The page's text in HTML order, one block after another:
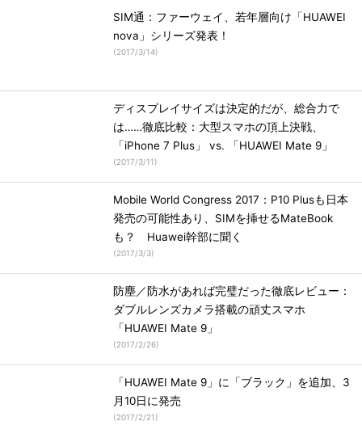
SIM通：ファーウェイ、若年層向け「HUAWEI
nova」シリーズ発表！
(2017/3/14)
ディスプレイサイズは決定的だが、総合力で
は……徹底比較：大型スマホの頂上決戦、
「iPhone 7 Plus」 vs. 「HUAWEI Mate 9」
(2017/3/11)
Mobile World Congress 2017：P10 Plusも日本
発売の可能性あり、SIMを挿せるMateBook
も？ Huawei幹部に聞く
(2017/3/3)
防塵／防水があれば完璧だった徹底レビュー：
ダブルレンズカメラ搭載の頑丈スマホ
「HUAWEI Mate 9」
(2017/2/26)
「HUAWEI Mate 9」に「ブラック」を追加、3
月10日に発売
(2017/2/21)